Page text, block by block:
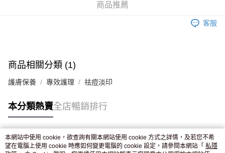
付款後門市自取，訂單確認後2-4個工作天到店，7天內取。逾期後
商品推薦
客服
商品相關分類 (1)
護膚保養 專效護理 祛痘淡印
本分類熱賣全店暢銷排行
熱門標籤
本網站中使用 cookie，欲查詢有關本網站使用 cookie 方式之詳情，及若您不希
望在電腦上使用 cookie 時應如何變更電腦的 cookie 設定，請參閱本網站「 私隱